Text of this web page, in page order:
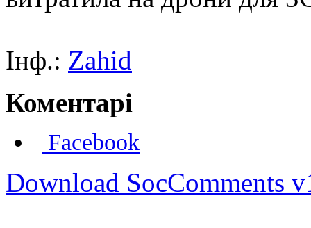
Інф.: Zahid
Коментарі
Facebook
Download SocComments